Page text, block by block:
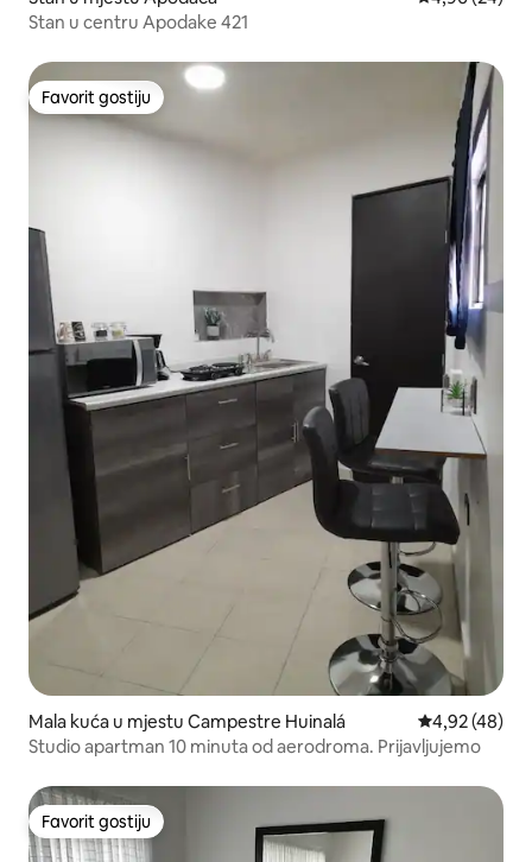
Stan u centru Apodake 421
Favorit gostiju
Favorit gostiju
Mala kuća u mjestu Campestre Huinalá prosječna
4,92 (48)
Studio apartman 10 minuta od aerodroma. Prijavljujemo
Favorit gostiju
Favorit gostiju